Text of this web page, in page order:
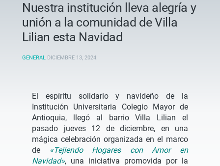
Nuestra institución lleva alegría y
unión a la comunidad de Villa
Lilian esta Navidad
GENERAL DICIEMBRE 13, 2024.
El espíritu solidario y navideño de la
Institución Universitaria Colegio Mayor de
Antioquia, llegó al barrio Villa Lilian el
pasado jueves 12 de diciembre, en una
mágica celebración organizada en el marco
de
«Tejiendo Hogares con Amor en
Navidad», una iniciativa promovida por la